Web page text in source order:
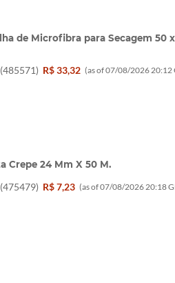
de Microfibra para Secagem 50
(485571) R$ 33,32 (as of 07/08/2026 20:12
Crepe 24 Mm X 50 M.
(475479) R$ 7,23 (as of 07/08/2026 20:18